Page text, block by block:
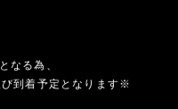
なる為、
到着予定となります※